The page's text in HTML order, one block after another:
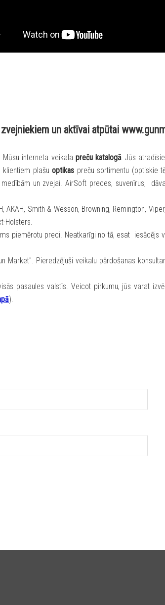
un aktīvai atpūtai
interneta veikala preču katalogā Jūs
klientiem plašuoptikas preču sortimentu (optiskie
un zvejai. AirSoft preces, suvenīrus,
Smith & Wesson, Browning, Remington,
Holsters.
piemērotu preci. Neatkarīgi no tā, esat iesācējs
Pieredzējuši veikalu pārdošanas
pasaules valstīs. Veicot pirkumu, jūs varat
).